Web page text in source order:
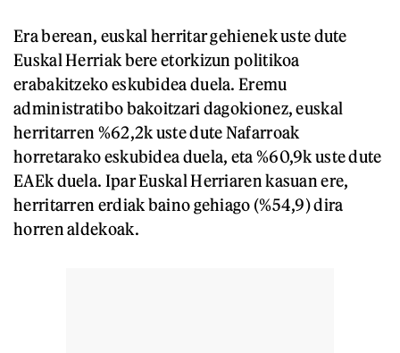
Era berean, euskal herritar gehienek uste dute
Euskal Herriak bere etorkizun politikoa
erabakitzeko eskubidea duela. Eremu
administratibo bakoitzari dagokionez, euskal
herritarren %62,2k uste dute Nafarroak
horretarako eskubidea duela, eta %60,9k uste dute
EAEk duela. Ipar Euskal Herriaren kasuan ere,
herritarren erdiak baino gehiago (%54,9) dira
horren aldekoak.